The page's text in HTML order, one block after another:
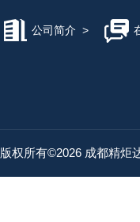
公司简介 >
版权所有©2026 成都精炬